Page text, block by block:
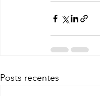
Posts recentes